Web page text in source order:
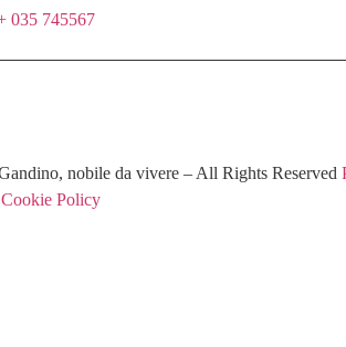
035 745567
nobile da vivere – All Rights Reserved
Policy